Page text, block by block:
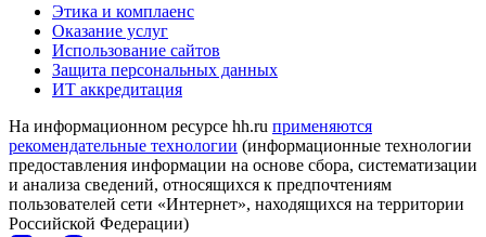
Этика и комплаенс
Оказание услуг
Использование сайтов
Защита персональных данных
ИТ аккредитация
На информационном ресурсе hh.ru применяются
рекомендательные технологии (информационные технологии
предоставления информации на основе сбора, систематизации
и анализа сведений, относящихся к предпочтениям
пользователей сети «Интернет», находящихся на территории
Российской Федерации)